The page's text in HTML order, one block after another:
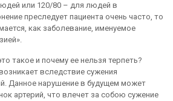
или 120/80 – для людей в
преследует пациента очень часто, то
как заболевание, именуемое
такое и почему ее нельзя терпеть?
вследствие сужения
Данное нарушение в будущем может
артерий, что влечет за собою сужение